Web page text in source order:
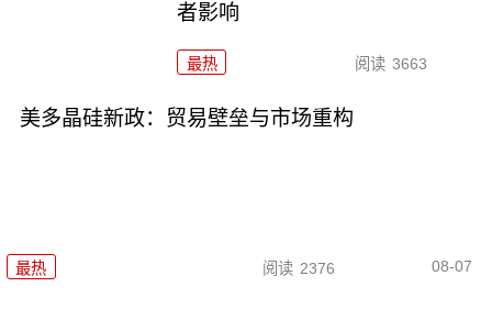
者影响
最热 阅读 3663
美多晶硅新政：贸易壁垒与市场重构
最热 阅读 2376 08-07